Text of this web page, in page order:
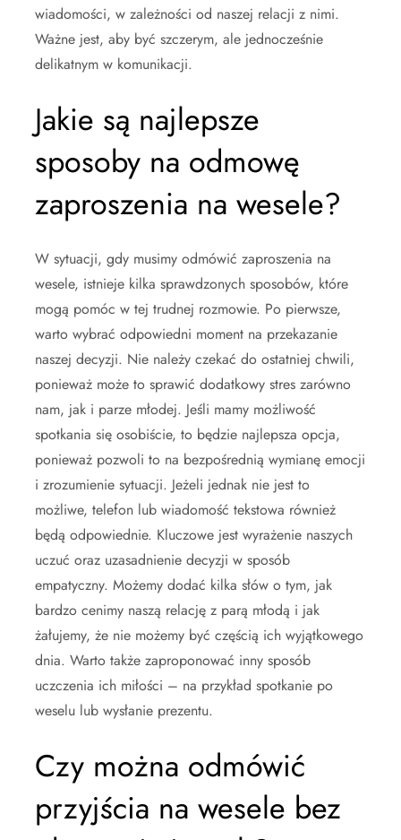
wiadomości, w zależności od naszej relacji z nimi.
Ważne jest, aby być szczerym, ale jednocześnie
delikatnym w komunikacji.
Jakie są najlepsze
sposoby na odmowę
zaproszenia na wesele?
W sytuacji, gdy musimy odmówić zaproszenia na
wesele, istnieje kilka sprawdzonych sposobów, które
mogą pomóc w tej trudnej rozmowie. Po pierwsze,
warto wybrać odpowiedni moment na przekazanie
naszej decyzji. Nie należy czekać do ostatniej chwili,
ponieważ może to sprawić dodatkowy stres zarówno
nam, jak i parze młodej. Jeśli mamy możliwość
spotkania się osobiście, to będzie najlepsza opcja,
ponieważ pozwoli to na bezpośrednią wymianę emocji
i zrozumienie sytuacji. Jeżeli jednak nie jest to
możliwe, telefon lub wiadomość tekstowa również
będą odpowiednie. Kluczowe jest wyrażenie naszych
uczuć oraz uzasadnienie decyzji w sposób
empatyczny. Możemy dodać kilka słów o tym, jak
bardzo cenimy naszą relację z parą młodą i jak
żałujemy, że nie możemy być częścią ich wyjątkowego
dnia. Warto także zaproponować inny sposób
uczczenia ich miłości – na przykład spotkanie po
weselu lub wysłanie prezentu.
Czy można odmówić
przyjścia na wesele bez